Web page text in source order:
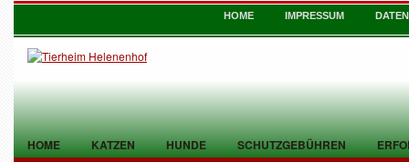
HOME IMPRESSUM
HOME KATZEN HUNDE SCHUTZGEBÜHREN